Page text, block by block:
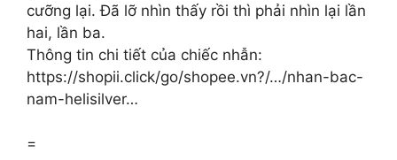
cưỡng lại. Đã lỡ nhìn thấy rồi thì phải nhìn lại lần
hai, lần ba.
Thông tin chi tiết của chiếc nhẫn:
https://shopii.click/go/shopee.vn?/…/nhan-bac-
nam-helisilver…
=